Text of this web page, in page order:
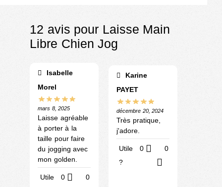
12 avis pour Laisse Main
Libre Chien Jog
Isabelle
Morel
mars 8, 2025
Laisse agréable
à porter à la
taille pour faire
du jogging avec
mon golden.
Utile 0 0
Karine
PAYET
décembre 20, 2024
Très pratique,
j'adore.
Utile
?
0 0